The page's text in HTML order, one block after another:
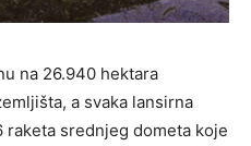
na 26.940 hektara
a svaka lansirna
raketa srednjeg dometa koje